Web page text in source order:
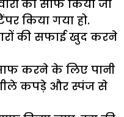
को साफ किया जा
किया गया हो.
की सफाई खुद करने
करने के लिए पानी
कपड़े और स्पंज से